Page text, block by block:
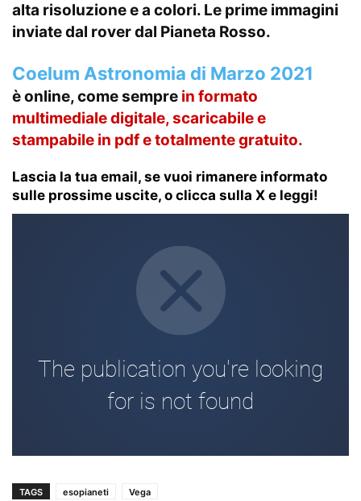
alta risoluzione e a colori. Le prime immagini
inviate dal rover dal Pianeta Rosso.
Coelum Astronomia di Marzo 2021
è online, come sempre in formato
multimedialedigitale, scaricabile e
stampabile in pdf e totalmente gratuito.
Lascia la tua email, se vuoi rimanere informato
sulle prossime uscite, o clicca sulla X e leggi!
TAGS esopianeti Vega